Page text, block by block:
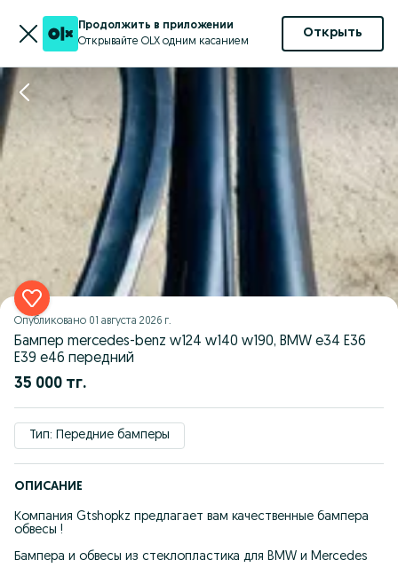
Продолжить в приложении
Открывайте OLX одним касанием
Открыть
Опубликовано 01 августа 2026 г.
Бампер mercedes-benz w124 w140 w190, BMW e34 E36
E39 e46 передний
35 000 тг.
Тип: Передние бамперы
ОПИСАНИЕ
Компания Gtshopkz предлагает вам качественные бампера
обвесы !
Бампера и обвесы из стеклопластика для BMW и Mercedes